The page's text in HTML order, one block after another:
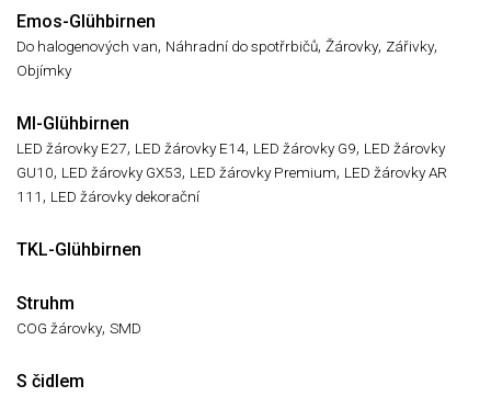
Emos-Glühbirnen
Do halogenových van, Náhradní do spotřrbičů, Žárovky, Zářivky,
Objímky
MI-Glühbirnen
LED žárovky E27, LED žárovky E14, LED žárovky G9, LED žárovky
GU10, LED žárovky GX53, LED žárovky Premium, LED žárovky AR
111 , LED žárovky dekorační
TKL-Glühbirnen
Struhm
COG žárovky, SMD
S čidlem